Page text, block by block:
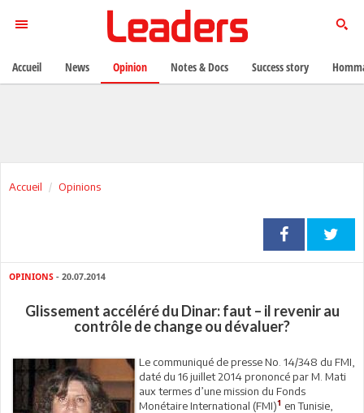
Accueil Opinions
OPINIONS - 20.07.2014
Glissement accéléré du Dinar: faut – il revenir au
contrôle de change ou dévaluer?
Le communiqué de presse No. 14/348 du FMI,
daté du 16 juillet 2014 prononcé par M. Mati
aux termes d’une mission du Fonds
Monétaire International (FMI)1 en Tunisie,
Accueil News Opinion Notes & Docs Success story